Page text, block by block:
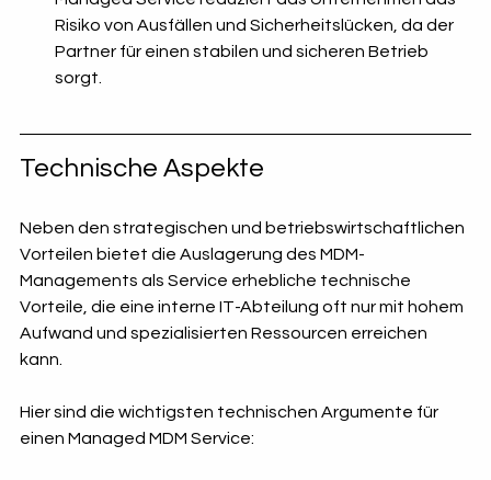
Risiko von Ausfällen und Sicherheitslücken, da der
Partner für einen stabilen und sicheren Betrieb
sorgt.
Technische Aspekte
Neben den strategischen und betriebswirtschaftlichen
Vorteilen bietet die Auslagerung des MDM-
Managements als Service erhebliche technische
Vorteile, die eine interne IT-Abteilung oft nur mit hohem
Aufwand und spezialisierten Ressourcen erreichen
kann.
Hier sind die wichtigsten technischen Argumente für
einen Managed MDM Service: